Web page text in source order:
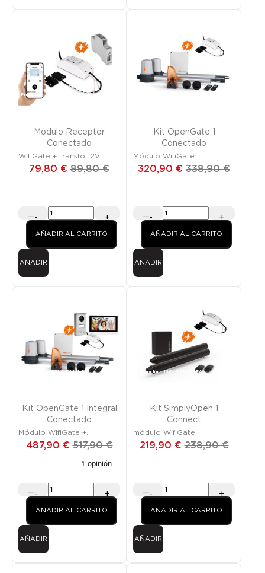
¡SOLO EN LÍNEA!
Promoción
Módulo Receptor
Conectado
WifiGate + transfo 12V
79,80 € 89,80 €
- +
AÑADIR AL CARRITO
AÑADIR
Kit OpenGate 1
Conectado
Módulo WifiGate
320,90 € 338,90 €
- +
AÑADIR AL CARRITO
AÑADIR
¡SOLO EN LÍNEA!
Kit OpenGate 1 Integral
Conectado
Módulo WifiGate +
487,90 € 517,90 €
- +
AÑADIR AL CARRITO
AÑADIR
¡SOLO EN LÍNEA!
Promoción
Kit SimplyOpen 1
Connect
módulo WifiGate
219,90 € 238,90 €
- +
AÑADIR AL CARRITO
AÑADIR